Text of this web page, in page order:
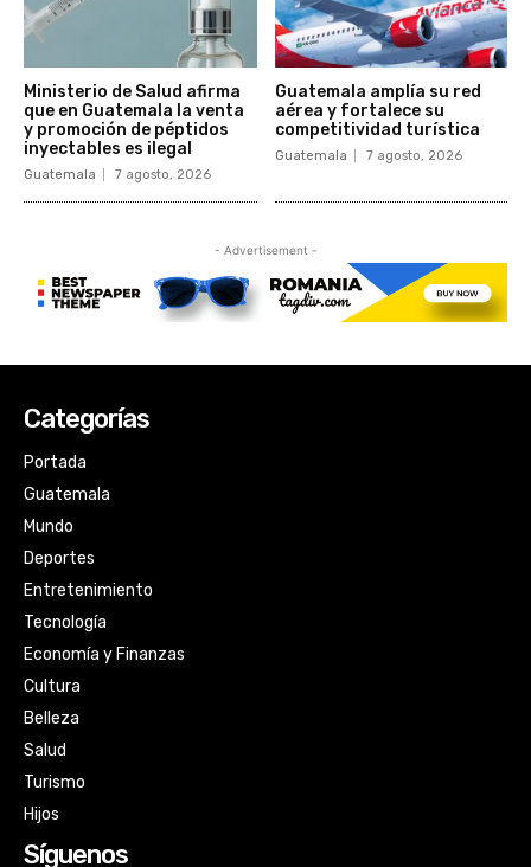
Categorías
Portada
Guatemala
Mundo
Deportes
Entretenimiento
Tecnología
Economía y Finanzas
Cultura
Belleza
Salud
Turismo
Hijos
Síguenos